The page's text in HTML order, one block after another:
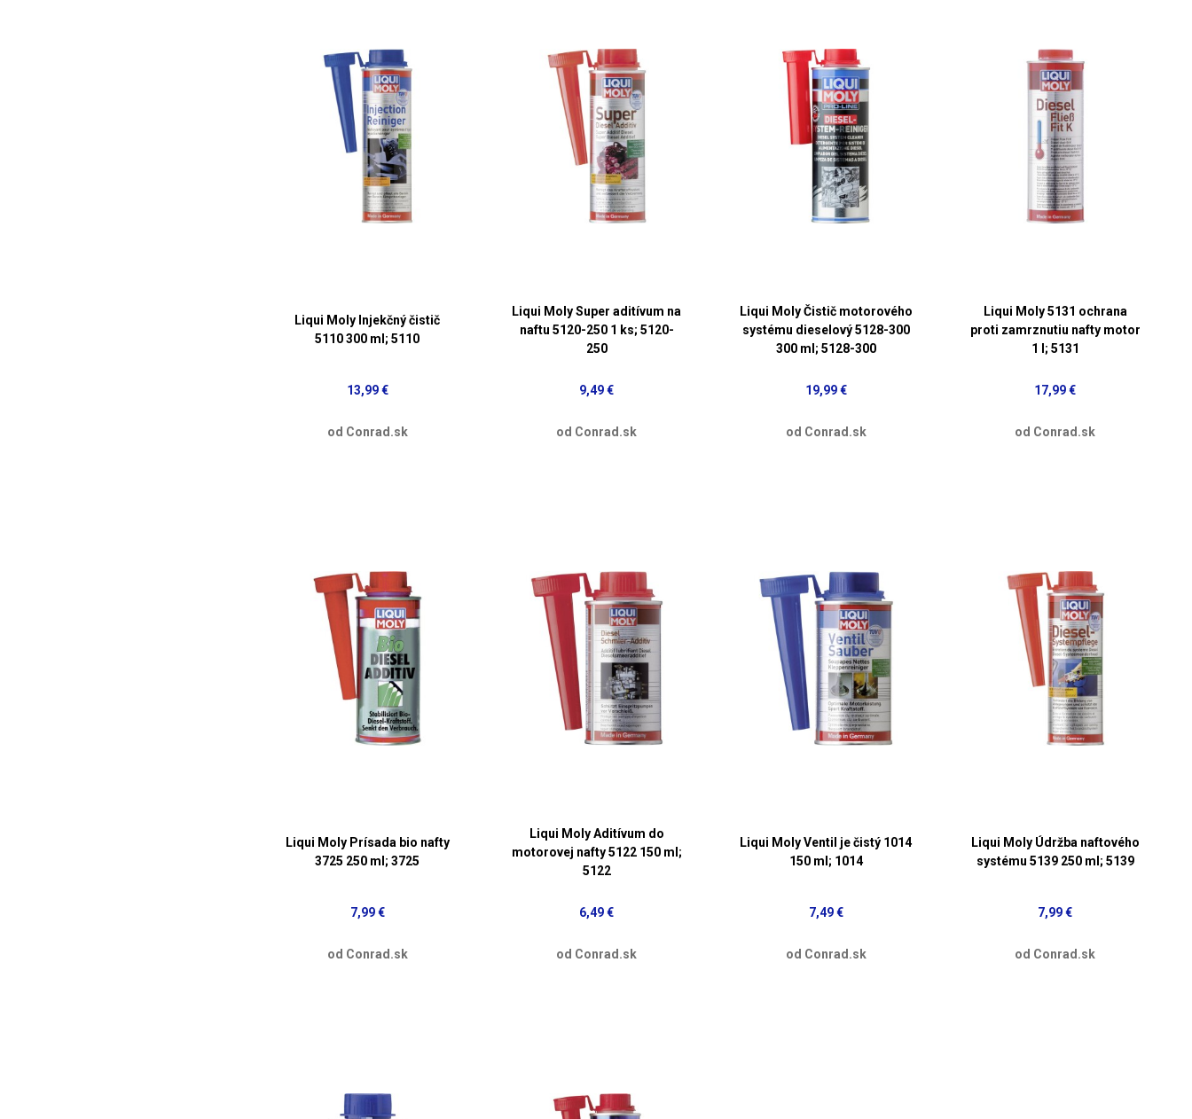
Liqui Moly Injekčný čistič
5110 300 ml; 5110
13,99 €
od Conrad.sk
Liqui Moly Super aditívum na
naftu 5120-250 1 ks; 5120-
250
9,49 €
od Conrad.sk
Liqui Moly Čistič motorového
systému dieselový 5128-300
300 ml; 5128-300
19,99 €
od Conrad.sk
Liqui Moly 5131 ochrana
proti zamrznutiu nafty motor
1 l; 5131
17,99 €
od Conrad.sk
Liqui Moly Prísada bio nafty
3725 250 ml; 3725
7,99 €
od Conrad.sk
Liqui Moly Aditívum do
motorovej nafty 5122 150 ml;
5122
6,49 €
od Conrad.sk
Liqui Moly Ventil je čistý 1014
150 ml; 1014
7,49 €
od Conrad.sk
Liqui Moly Údržba naftového
systému 5139 250 ml; 5139
7,99 €
od Conrad.sk